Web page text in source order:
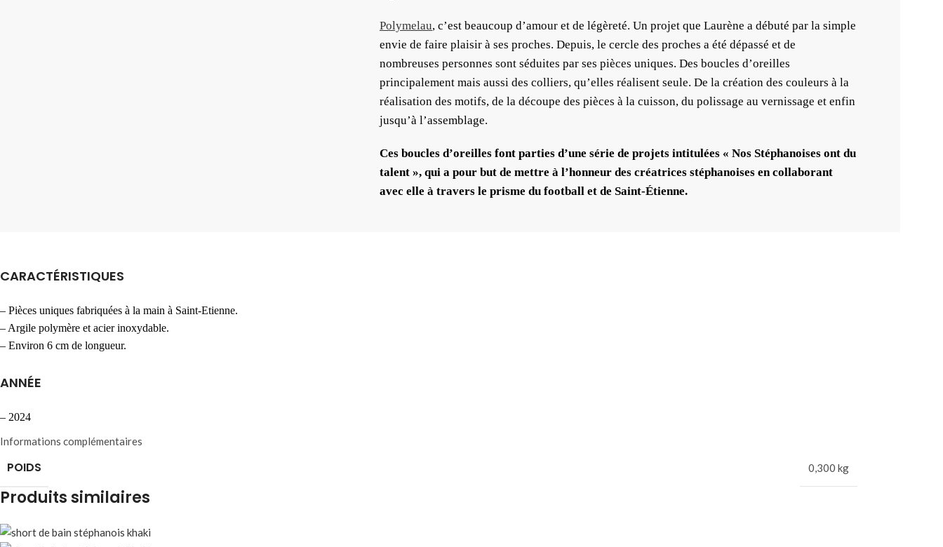
Polymelau, c’est beaucoup d’amour et de légèreté. Un projet que Laurène a débuté par la simple
envie de faire plaisir à ses proches. Depuis, le cercle des proches a été dépassé et de
nombreuses personnes sont séduites par ses pièces uniques. Des boucles d’oreilles
principalement mais aussi des colliers, qu’elles réalisent seule. De la création des couleurs à la
réalisation des motifs, de la découpe des pièces à la cuisson, du polissage au vernissage et enfin
jusqu’à l’assemblage.
Ces boucles d’oreilles font parties d’une série de projets intitulées « Nos Stéphanoises ont du
talent », qui a pour but de mettre à l’honneur des créatrices stéphanoises en collaborant
avec elle à travers le prisme du football et de Saint-Étienne.
CARACTÉRISTIQUES
– Pièces uniques fabriquées à la main à Saint-Etienne.
– Argile polymère et acier inoxydable.
– Environ 6 cm de longueur.
ANNÉE
– 2024
Informations complémentaires
POIDS 0,300 kg
Produits similaires